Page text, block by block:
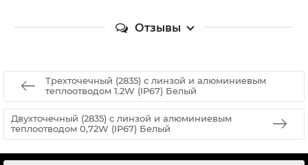
Отзывы
Трехточечный (2835) с линзой и алюминиевым
теплоотводом 1.2W (IP67) Белый
Двухточечный (2835) с линзой и алюминиевым
теплоотводом 0,72W (IP67) Белый